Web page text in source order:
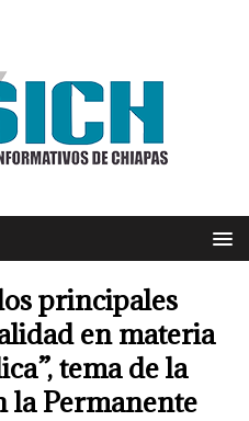
principales
en materia
tema de la
la Permanente